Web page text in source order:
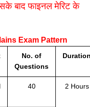
इसके बाद फाइनल मेरिट के
Exam Pattern
No. of
Questions
40 2 Hours